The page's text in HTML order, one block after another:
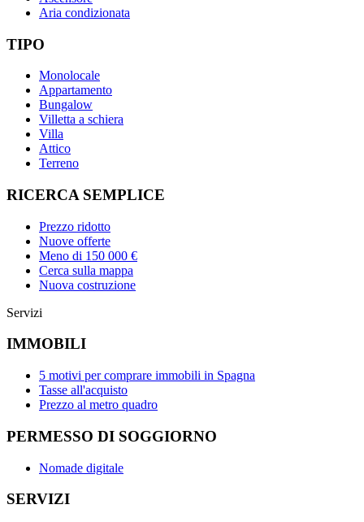
Aria condizionata
TIPO
Monolocale
Appartamento
Bungalow
Villetta a schiera
Villa
Attico
Terreno
RICERCA SEMPLICE
Prezzo ridotto
Nuove offerte
Meno di 150 000 €
Cerca sulla mappa
Nuova costruzione
Servizi
IMMOBILI
5 motivi per comprare immobili in Spagna
Tasse all'acquisto
Prezzo al metro quadro
PERMESSO DI SOGGIORNO
Nomade digitale
SERVIZI